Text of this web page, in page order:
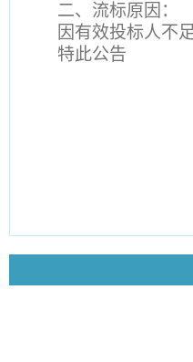
二、 流标原因：
因有效投标人不
特此公告